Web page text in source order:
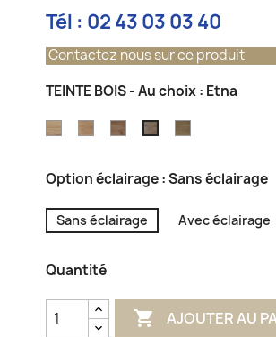
Tél : 02 43 03 03 40
Contactez nous sur ce produit
TEINTE BOIS - Au choix : Etna
Chêne
Nœuds
Naturel Brûlé
Option éclairage : Sans éclairage
Sans éclairage Avec éclairage
Quantité
 AJOUTER AU